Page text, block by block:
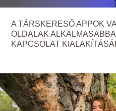
A TÁRSKERESŐ APPOK
OLDALAK
KAPCSOLAT